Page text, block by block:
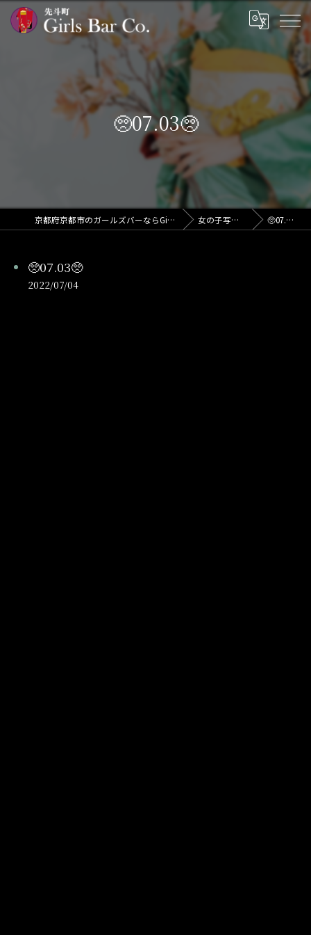
🥺07.03🥺
京都府京都市のガールズバーならGirls Bar Co. 女の子写メ日記 🥺07.03🥺
🥺07.03🥺
2022/07/04